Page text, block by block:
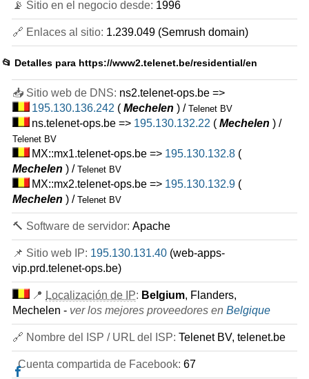
📡 Sitio en el negocio desde: 1996
🔗 Enlaces al sitio: 1.239.049 (Semrush domain)
📂 Detalles para https://www2.telenet.be/residential/en
📥 Sitio web de DNS: ns2.telenet-ops.be =>
195.130.136.242 ( Mechelen ) / Telenet BV
ns.telenet-ops.be => 195.130.132.22 ( Mechelen ) /
Telenet BV
MX::mx1.telenet-ops.be => 195.130.132.8 (
Mechelen ) / Telenet BV
MX::mx2.telenet-ops.be => 195.130.132.9 (
Mechelen ) / Telenet BV
🔨 Software de servidor: Apache
📌 Sitio web IP: 195.130.131.40 (web-apps-
vip.prd.telenet-ops.be)
📍 Localización de IP: Belgium, Flanders,
Mechelen - ver los mejores proveedores en Belgique
🔗 Nombre del ISP / URL del ISP: Telenet BV, telenet.be
Cuenta compartida de Facebook: 67